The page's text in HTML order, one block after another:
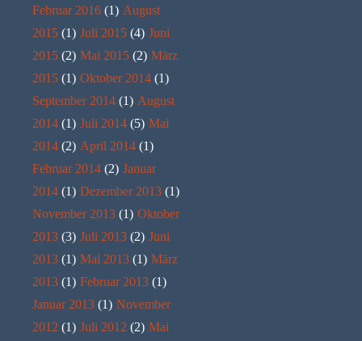
Februar 2016 (1) August
2015 (1) Juli 2015 (4) Juni
2015 (2) Mai 2015 (2) März
2015 (1) Oktober 2014 (1)
September 2014 (1) August
2014 (1) Juli 2014 (5) Mai
2014 (2) April 2014 (1)
Februar 2014 (2) Januar
2014 (1) Dezember 2013 (1)
November 2013 (1) Oktober
2013 (3) Juli 2013 (2) Juni
2013 (1) Mai 2013 (1) März
2013 (1) Februar 2013 (1)
Januar 2013 (1) November
2012 (1) Juli 2012 (2) Mai